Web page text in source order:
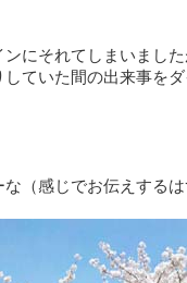
ンにそれてしまいまし
ていた間の出来事を
な（感じでお伝えする